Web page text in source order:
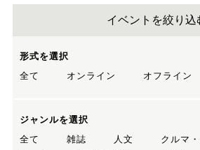
イベントを絞り込
形式を選択
全て
オンライン オフライン
ジャンルを選択
全て
雑誌 人文
クルマ